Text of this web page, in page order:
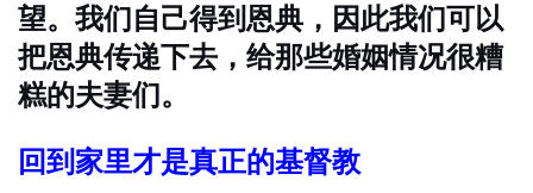
望。我们自己得到恩典，因此我们可以
把恩典传递下去，给那些婚姻情况很糟
糕的夫妻们。
回到家里才是真正的基督教